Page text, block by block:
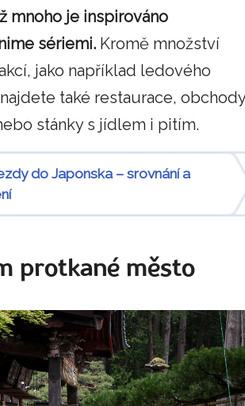
mnoho je inspirováno
sériemi. Kromě množství
jako například ledového
také restaurace, obchody
stánky s jídlem i pitím.
do Japonska – srovnání a
protkané město